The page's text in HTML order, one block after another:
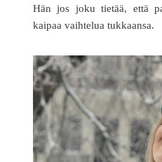
Hän jos joku tietää, että
kaipaa vaihtelua tukkaansa.